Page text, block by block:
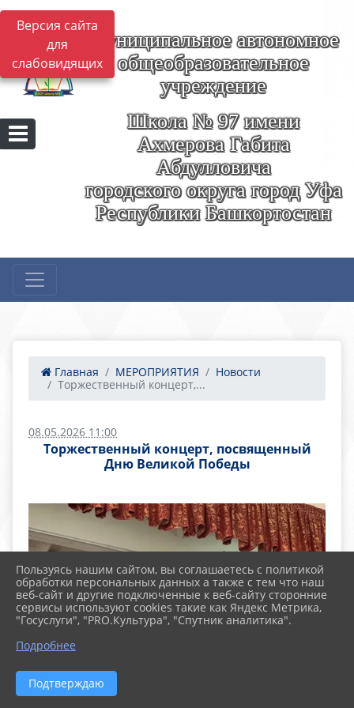
Версия сайта
для
слабовидящих
Муниципальное автономное
общеобразовательное
учреждение
Школа № 97 имени
Ахмерова Габита
Абдулловича
городского округа город Уфа
Республики Башкортостан
Главная МЕРОПРИЯТИЯ
Новости
Торжественный концерт,...
08.05.2026 11:00
Торжественный концерт, посвященный
Дню Великой Победы
Пользуясь нашим сайтом, вы соглашаетесь с политикой
обработки персональных данных а также с тем что наш
веб-сайт и другие подключенные к веб-сайту сторонние
сервисы используют cookies такие как Яндекс Метрика,
"Госуслуги", "PRO.Культура", "Спутник аналитика".
Подробнее
Подтверждаю